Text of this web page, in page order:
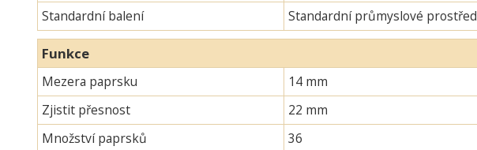
Standardní balení
Standardní průmyslové
Funkce
Mezera paprsku
14 mm
Zjistit přesnost
22 mm
Množství paprsků
36